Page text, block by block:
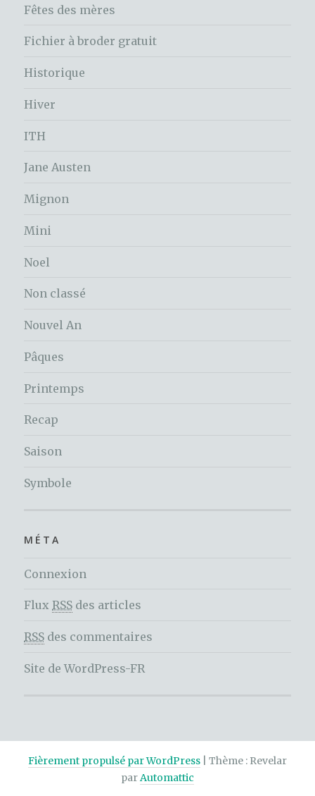
Fêtes des mères
Fichier à broder gratuit
Historique
Hiver
ITH
Jane Austen
Mignon
Mini
Noel
Non classé
Nouvel An
Pâques
Printemps
Recap
Saison
Symbole
MÉTA
Connexion
Flux RSS des articles
RSS des commentaires
Site de WordPress-FR
Fièrement propulsé par WordPress
Thème : Revelar
parAutomattic